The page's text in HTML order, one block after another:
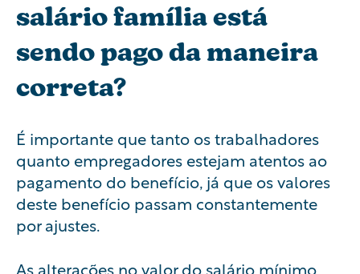
salário família está
sendo pago da maneira
correta?
É importante que tanto os trabalhadores
quanto empregadores estejam atentos ao
pagamento do benefício, já que os valores
deste benefício passam constantemente
por ajustes.
As alterações no valor do salário mínimo